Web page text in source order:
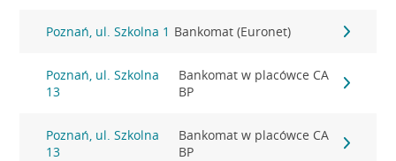
Poznań, ul. Szkolna 1 Bankomat (Euronet)
Poznań, ul. Szkolna
13
Bankomat w placówce CA
BP
Poznań, ul. Szkolna
13
Bankomat w placówce CA
BP